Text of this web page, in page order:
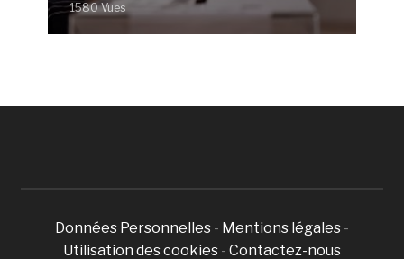
1580 Vues
Données Personnelles - Mentions légales -
Utilisation des cookies - Contactez-nous